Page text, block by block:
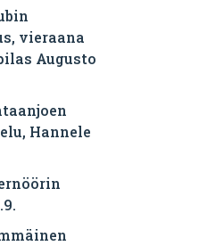
vieraana
Augusto
Hannele